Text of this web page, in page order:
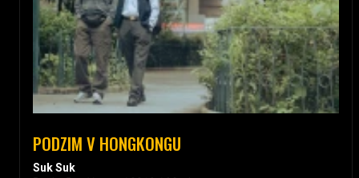
PODZIM V HONGKONGU
Suk Suk